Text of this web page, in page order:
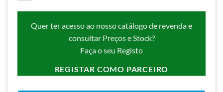
Quer ter acesso ao nosso catálogo de revenda e
consultar Preços e Stock?
Faça o seu Registo
REGISTAR COMO PARCEIRO